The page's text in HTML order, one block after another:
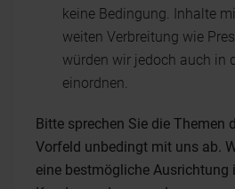
keine Bedingung. Inhalte
weiten Verbreitung wie
würden wir jedoch auch in
einordnen.
Bitte sprechen Sie die Themen
Vorfeld unbedingt mit uns ab.
eine bestmögliche Ausrichtung